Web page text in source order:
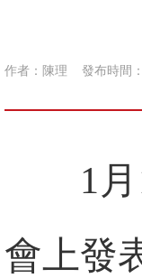
作者：陳理 發布時間
1
會上發